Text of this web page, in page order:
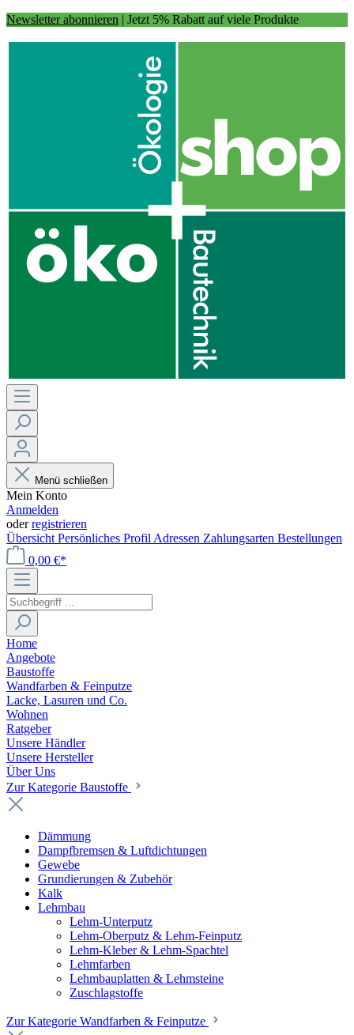
Newsletter abonnieren | Jetzt 5% Rabatt auf viele Produkte
Menü schließen
Mein Konto
Anmelden
oderregistrieren
Übersicht Persönliches Profil Adressen Zahlungsarten Bestellungen
0,00 €*
Home
Angebote
Baustoffe
Wandfarben & Feinputze
Lacke, Lasuren und Co.
Wohnen
Ratgeber
Unsere Händler
Unsere Hersteller
Über Uns
Zur Kategorie Baustoffe
Dämmung
Dampfbremsen & Luftdichtungen
Gewebe
Grundierungen & Zubehör
Kalk
Lehmbau
Lehm-Unterputz
Lehm-Oberputz & Lehm-Feinputz
Lehm-Kleber & Lehm-Spachtel
Lehmfarben
Lehmbauplatten & Lehmsteine
Zuschlagstoffe
Zur Kategorie Wandfarben & Feinputze